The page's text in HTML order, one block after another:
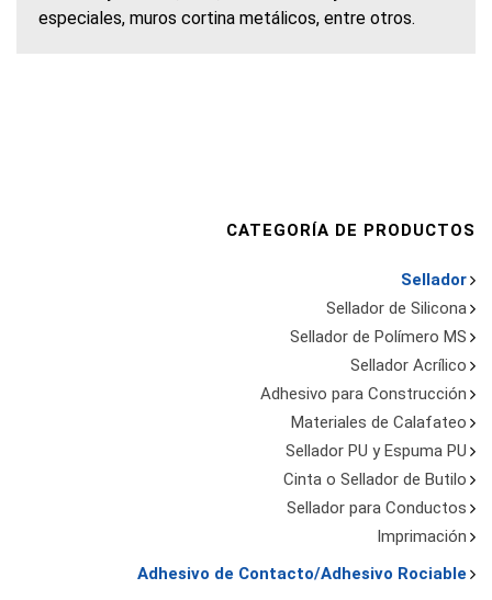
especiales, muros cortina metálicos, entre otros.
CATEGORÍA DE PRODUCTOS
Sellador
Sellador de Silicona
Sellador de Polímero MS
Sellador Acrílico
Adhesivo para Construcción
Materiales de Calafateo
Sellador PU y Espuma PU
Cinta o Sellador de Butilo
Sellador para Conductos
Imprimación
Adhesivo de Contacto/Adhesivo Rociable